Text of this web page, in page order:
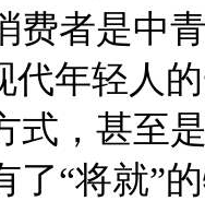
费者是中
代年轻人
式，甚至
了“将就”